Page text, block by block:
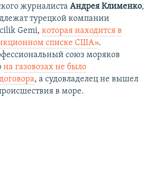
журналиста Андрея Клименко,
турецкой компании
Gemi, которая находится в
списке США».
союз моряков
на газовозах не было
, а судовладелец не вышел
в море.